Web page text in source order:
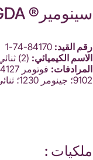
سينومير® PO2-NPGDA
رقم القيد:
الاسم الكيميائي: (2) ثنائي أكريلات نيوبنتيل جليكول البروبوكسيلي
المرادفات:
9102؛ جينومر 1230؛ ثنائي أكريلات نيوبنتيل جليكول بروبوكسيلات
ملكيات :